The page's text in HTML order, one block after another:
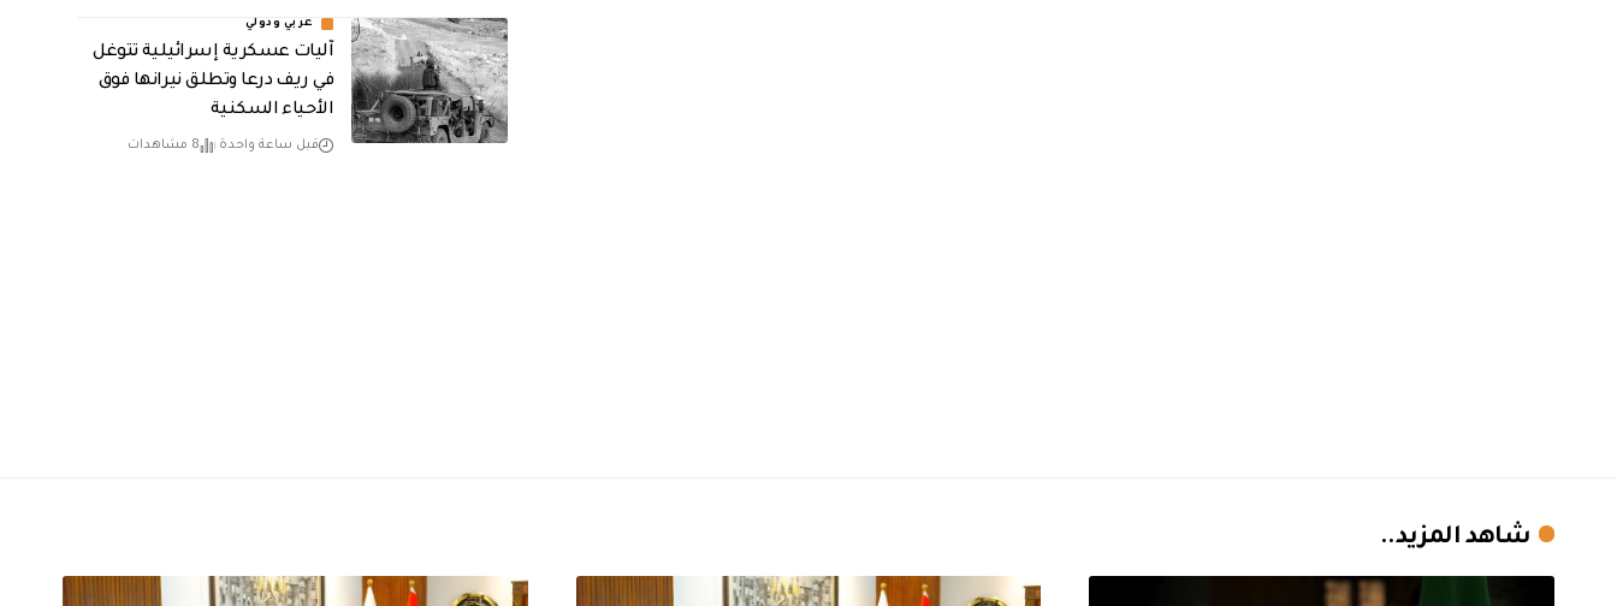
عربي ودولي
آليات عسكرية إسرائيلية تتوغل
في ريف درعا وتطلق نيرانها فوق
الأحياء السكنية
قبل ساعة واحدة 8 مشاهدات
شاهد المزيد..